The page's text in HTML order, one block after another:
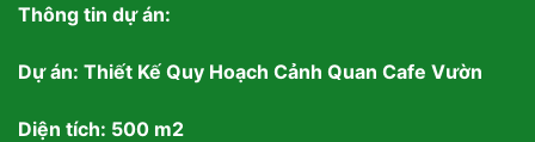
Thông tin dự án:
Dự án: Thiết Kế Quy Hoạch Cảnh Quan Cafe Vườn
Diện tích: 500 m2